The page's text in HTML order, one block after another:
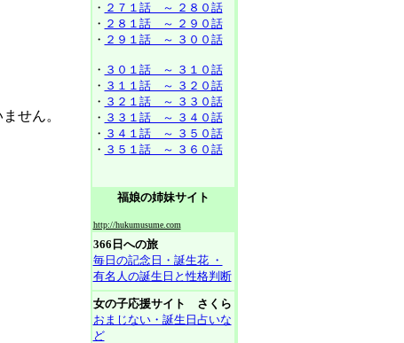
せん。
・ ２７１話 ～ ２８０話
・ ２８１話 ～ ２９０話
・ ２９１話 ～ ３００話
・ ３０１話 ～ ３１０話
・ ３１１話 ～ ３２０話
・ ３２１話 ～ ３３０話
・ ３３１話 ～ ３４０話
・ ３４１話 ～ ３５０話
・ ３５１話 ～ ３６０話
福娘の姉妹サイト
http://hukumusume.com
366日への旅
毎日の記念日・誕生花 ・
有名人の誕生日と性格判断
女の子応援サイト さくら
おまじない・誕生日占いな
ど